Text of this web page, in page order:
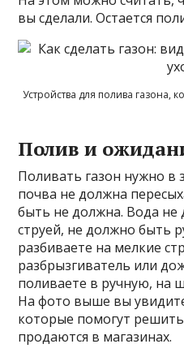
вы сделали. Остается
Устройства для полива газона,
Полив и
Поливать газон нужно в
почва не должна
быть не должна. Вода
струей, не должно быть
разбиваете на мелкие
разбрызгиватель или
поливаете в ручную, на
На фото выше вы
которые помогут
продаются в магазинах.